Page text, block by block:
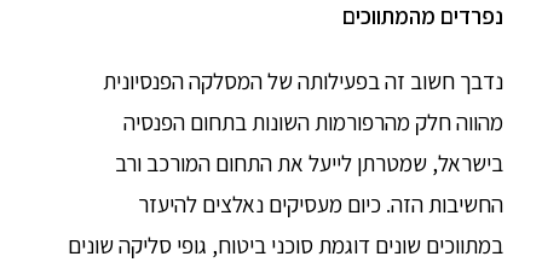
נפרדים מהמתווכים
נדבך חשוב זה בפעילותה של המסלקה הפנסיונית
מהווה חלק מהרפורמות השונות בתחום הפנסיה
בישראל, שמטרתן לייעל את התחום המורכב ורב
החשיבות הזה. כיום מעסיקים נאלצים להיעזר
במתווכים שונים דוגמת סוכני ביטוח, גופי סליקה שונים